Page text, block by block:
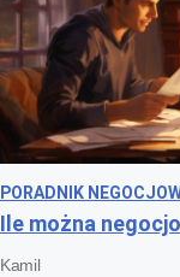
PORADNIK
Ile można
Kamil